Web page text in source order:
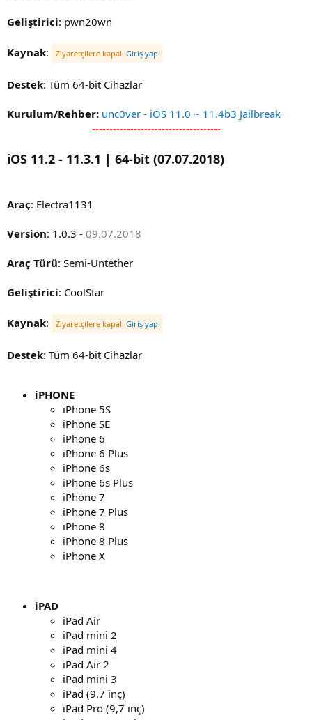
Geliştirici: pwn20wn
Kaynak: Ziyaretçilere kapalı Giriş yap
Destek: Tüm 64-bit Cihazlar
Kurulum/Rehber: unc0ver - iOS 11.0 ~ 11.4b3 Jailbreak
-------------------------------------
iOS 11.2 - 11.3.1 | 64-bit (07.07.2018)
Araç: Electra1131
Version: 1.0.3 - 09.07.2018
Araç Türü: Semi-Untether
Geliştirici: CoolStar
Kaynak: Ziyaretçilere kapalı Giriş yap
Destek: Tüm 64-bit Cihazlar
iPHONE
iPhone 5S
iPhone SE
iPhone 6
iPhone 6 Plus
iPhone 6s
iPhone 6s Plus
iPhone 7
iPhone 7 Plus
iPhone 8
iPhone 8 Plus
iPhone X
iPAD
iPad Air
iPad mini 2
iPad mini 4
iPad Air 2
iPad mini 3
iPad (9.7 inç)
iPad Pro (9,7 inç)